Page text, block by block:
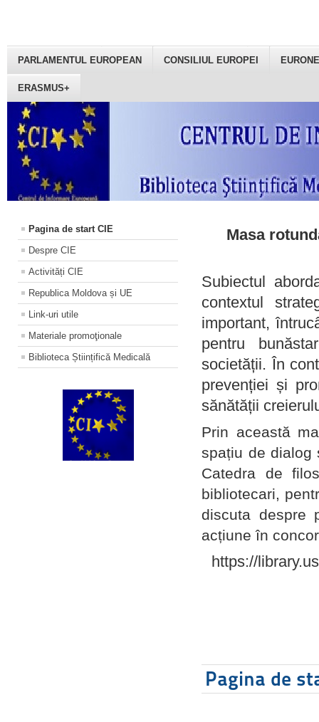
PARLAMENTUL EUROPEAN CONSILIUL EUROPEI
ERASMUS+
Pagina de start CIE
Despre CIE
Activități CIE
Republica Moldova și UE
Link-uri utile
Materiale promoţionale
Biblioteca Științifică Medicală
Masa
Subiectul
contextul
important,
pentru
societății. În
prevenției și
sănătății
Prin această
spațiu de dialog
Catedra de
bibliotecari,
discuta despre
acțiune în
https://
Pagina de